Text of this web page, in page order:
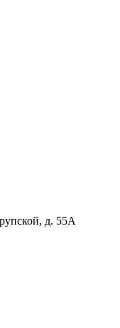
д. 55А